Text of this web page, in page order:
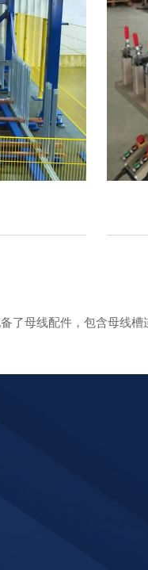
了母线配件，包含母线